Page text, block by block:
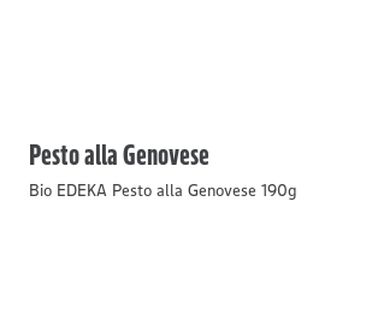
Pesto alla Genovese
Bio EDEKA Pesto alla Genovese 190g